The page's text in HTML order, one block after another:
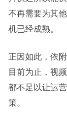
不再需要为其
机已经成熟。
正因如此，依
目前为止，视
都不足以让运
策。